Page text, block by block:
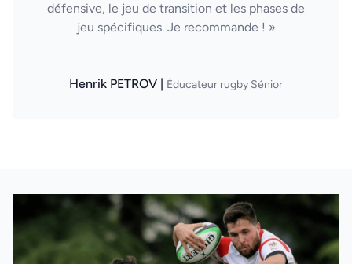
défensive, le jeu de transition et les phases de
jeu spécifiques. Je recommande ! »
Henrik PETROV | Éducateur rugby Sénior